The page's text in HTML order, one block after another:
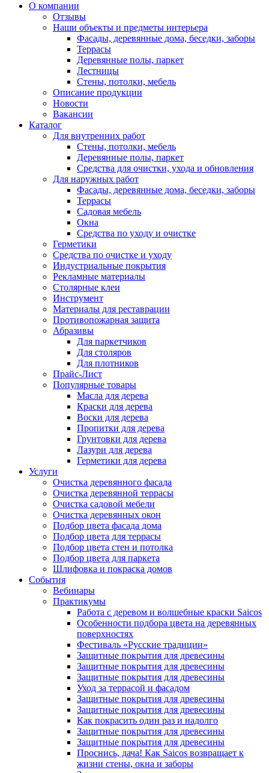
О компании
Отзывы
Наши объекты и предметы интерьера
Фасады, деревянные дома, беседки, заборы
Террасы
Деревянные полы, паркет
Лестницы
Стены, потолки, мебель
Описание продукции
Новости
Вакансии
Каталог
Для внутренних работ
Стены, потолки, мебель
Деревянные полы, паркет
Средства для очистки, ухода и обновления
Для наружных работ
Фасады, деревянные дома, беседки, заборы
Террасы
Садовая мебель
Окна
Средства по уходу и очистке
Герметики
Средства по очистке и уходу
Индустриальные покрытия
Рекламные материалы
Столярные клеи
Инструмент
Материалы для реставрации
Противопожарная защита
Абразивы
Для паркетчиков
Для столяров
Для плотников
Прайс-Лист
Популярные товары
Масла для дерева
Краски для дерева
Воски для дерева
Пропитки для дерева
Грунтовки для дерева
Лазури для дерева
Герметики для дерева
Услуги
Очистка деревянного фасада
Очистка деревянной террасы
Очистка садовой мебели
Очистка деревянных окон
Подбор цвета фасада дома
Подбор цвета для террасы
Подбор цвета стен и потолка
Подбор цвета для паркета
Шлифовка и покраска домов
События
Вебинары
Практикумы
Работа с деревом и волшебные краски Saicos
Особенности подбора цвета на деревянных
поверхностях
Фестиваль «Русские традиции»
Защитные покрытия для древесины
Защитные покрытия для древесины
Защитные покрытия для древесины
Уход за террасой и фасадом
Защитные покрытия для древесины
Защитные покрытия для древесины
Как покрасить один раз и надолго
Защитные покрытия для древесины
Защитные покрытия для древесины
Проснись, дача! Как Saicos возвращает к
жизни стены, окна и заборы